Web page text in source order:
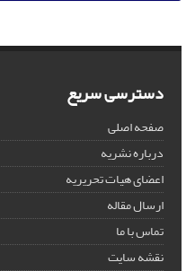
دسترسی سریع
صفحه اصلی
درباره نشریه
اعضای هیات تحریریه
ارسال مقاله
تماس با ما
نقشه سایت